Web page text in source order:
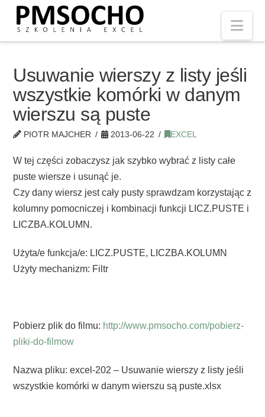
Usuwanie wierszy z listy jeśli
wszystkie komórki w danym
wierszu są puste
PIOTR MAJCHER 2013-06-22 EXCEL
W tej części zobaczysz jak szybko wybrać z listy całe
puste wiersze i usunąć je.
Czy dany wiersz jest cały pusty sprawdzam korzystając z
kolumny pomocniczej i kombinacji funkcji LICZ.PUSTE i
LICZBA.KOLUMN.
Użyta/e funkcja/e: LICZ.PUSTE, LICZBA.KOLUMN
Użyty mechanizm: Filtr
Pobierz plik do filmu: http://www.pmsocho.com/pobierz-
pliki-do-filmow
Nazwa pliku: excel-202 – Usuwanie wierszy z listy jeśli
wszystkie komórki w danym wierszu są puste.xlsx